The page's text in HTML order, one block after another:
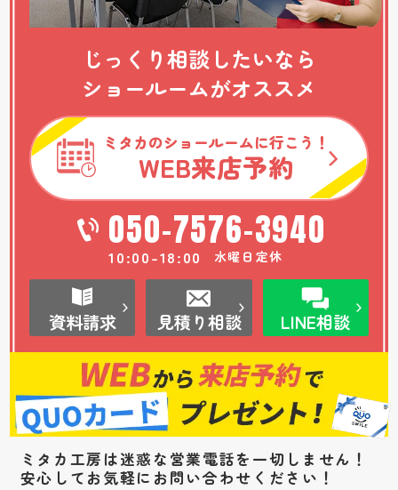
じっくり相談したいなら
ショールームがオススメ
ミタカのショールームに行こう！
WEB来店予約
050-7576-3940
10:00-18:00 水曜日定休
資料請求 見積り相談 LINE相談
ミタカ工房は迷惑な営業電話を一切しません！
安心してお気軽にお問い合わせください！